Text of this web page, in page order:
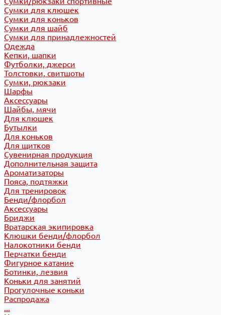
Сумки для клюшек
Сумки для коньков
Сумки для шайб
Сумки для принадлежностей
Одежда
Кепки, шапки
Футболки, джерси
Толстовки, свитшоты
Сумки, рюкзаки
Шарфы
Аксессуары
Шайбы, мячи
Для клюшек
Бутылки
Для коньков
Для щитков
Сувенирная продукция
Дополнительная защита
Ароматизаторы
Пояса, подтяжки
Для тренировок
Бенди/флорбол
Аксессуары
Бриджи
Вратарская экипировка
Клюшки бенди/флорбол
Налокотники бенди
Перчатки бенди
Фигурное катание
Ботинки, лезвия
Коньки для занятий
Прогулочные коньки
Распродажа
...